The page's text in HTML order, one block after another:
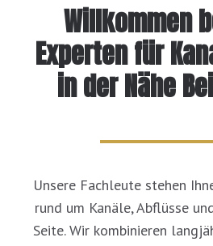
Willkommen
Experten für
in der Nähe
Unsere Fachleute stehen
rund um Kanäle, Abflüsse
Seite. Wir kombinieren